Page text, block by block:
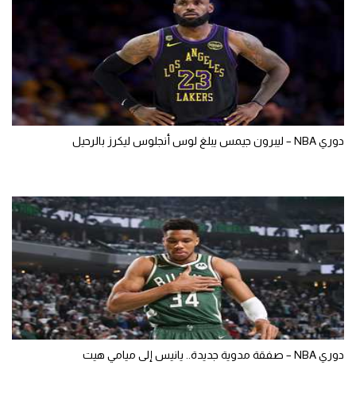
دوري NBA – ليبرون جيمس يبلغ لوس أنجلوس ليكرز بالرحيل
دوري NBA – صفقة مدوية جديدة.. يانيس إلى ميامي هيت